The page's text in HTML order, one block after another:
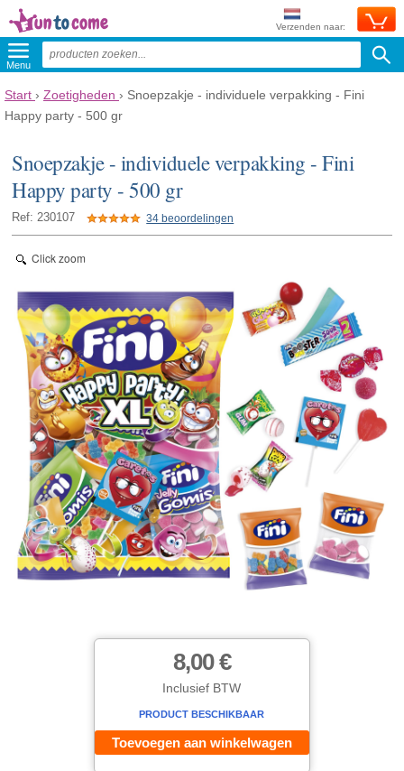
Verzenden naar:
Menu
Start › Zoetigheden › Snoepzakje - individuele verpakking - Fini
Happy party - 500 gr
Snoepzakje - individuele verpakking - Fini
Happy party - 500 gr
Ref: 230107 34 beoordelingen
Click zoom
8,00 €
Inclusief BTW
PRODUCT BESCHIKBAAR
Toevoegen aan winkelwagen